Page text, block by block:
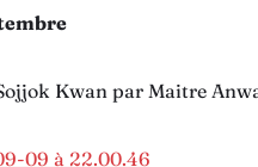
Kwan par Maitre